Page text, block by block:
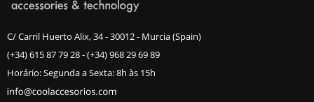
C/ Carril Huerto Alix, 34 - 30012 - Murcia (Spain)
(+34) 615 87 79 28-(+34) 968 29 69 89
Horário: Segunda a Sexta: 8h às 15h